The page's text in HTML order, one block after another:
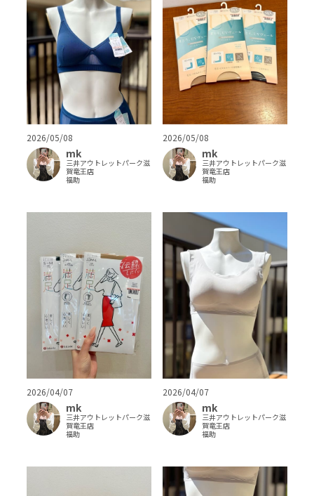
2026/05/08
mk
三井アウトレットパーク滋
賀竜王店
福助
2026/05/08
mk
三井アウトレットパーク滋
賀竜王店
福助
2026/04/07
mk
三井アウトレットパーク滋
賀竜王店
福助
2026/04/07
mk
三井アウトレットパーク滋
賀竜王店
福助